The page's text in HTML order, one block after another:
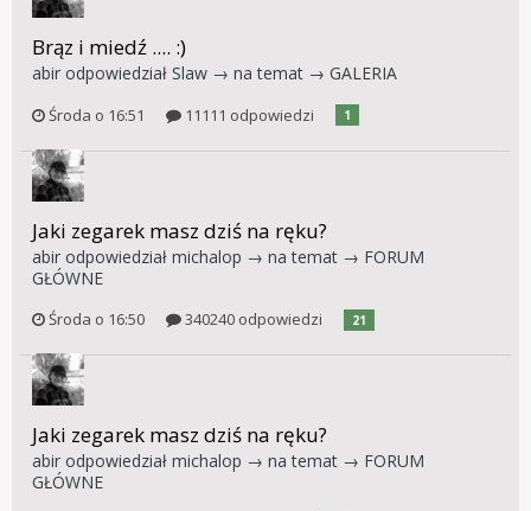
Brąz i miedź .... :)
abir odpowiedział Slaw → na temat → GALERIA
Środa o 16:51 11111 odpowiedzi 1
Jaki zegarek masz dziś na ręku?
abir odpowiedział michalop → na temat → FORUM
GŁÓWNE
Środa o 16:50 340240 odpowiedzi 21
Jaki zegarek masz dziś na ręku?
abir odpowiedział michalop → na temat → FORUM
GŁÓWNE